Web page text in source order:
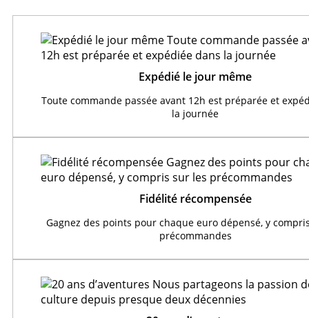
Expédié le jour même
Toute commande passée avant 12h est préparée et
la journée
Fidélité récompensée
Gagnez des points pour chaque euro dépensé, y
précommandes